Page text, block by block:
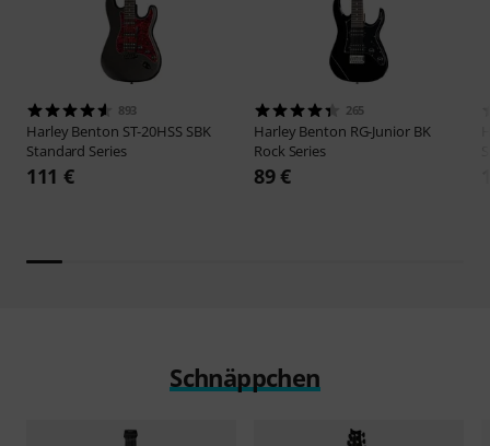
893
Harley Benton ST-20HSS SBK
Standard Series
111 €
265
Harley Benton RG-Junior BK
Rock Series
89 €
Schnäppchen